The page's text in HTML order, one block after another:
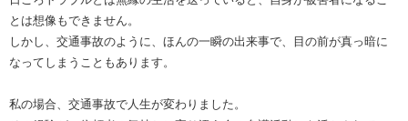
とは想像もできません。
しかし、交通事故のように、ほんの一瞬の出来事で、目の前が真っ暗に
なってしまうこともあります。
私の場合、交通事故で人生が変わりました。